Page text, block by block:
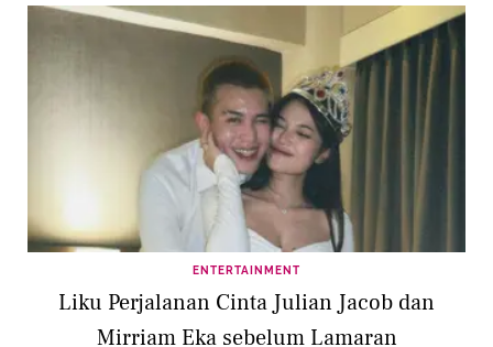
ENTERTAINMENT
Liku Perjalanan Cinta Julian Jacob dan
Mirriam Eka sebelum Lamaran